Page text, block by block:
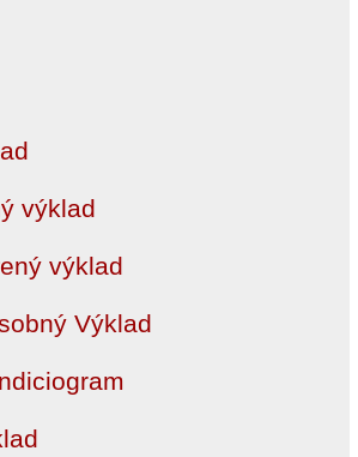
výklad
výklad
Výklad